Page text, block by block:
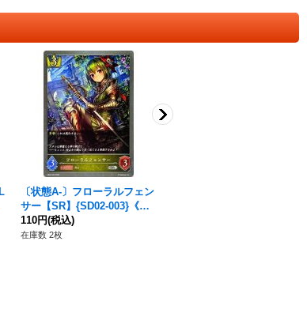
〔状態A-〕フローラルフェン
サー【SR】{SD02-003}《ロ
イヤル》
110円(税込)
在庫数 2枚